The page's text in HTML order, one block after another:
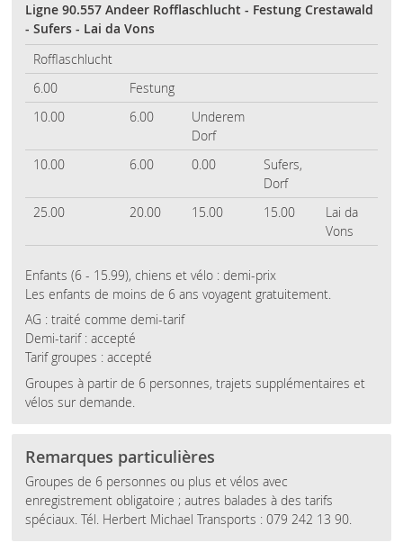
Ligne 90.557 Andeer Rofflaschlucht - Festung Crestawald
- Sufers - Lai da Vons
Rofflaschlucht
6.00
Festung
10.00
6.00
Underem
Dorf
10.00
6.00 0.00
Sufers,
Dorf
25.00
20.00 15.00 15.00
Lai da
Vons
Enfants (6 - 15.99), chiens et vélo : demi-prix
Les enfants de moins de 6 ans voyagent gratuitement.
AG : traité comme demi-tarif
Demi-tarif : accepté
Tarif groupes : accepté
Groupes à partir de 6 personnes, trajets supplémentaires et
vélos sur demande.
Remarques particulières
Groupes de 6 personnes ou plus et vélos avec
enregistrement obligatoire ; autres balades à des tarifs
spéciaux. Tél. Herbert Michael Transports : 079 242 13 90.